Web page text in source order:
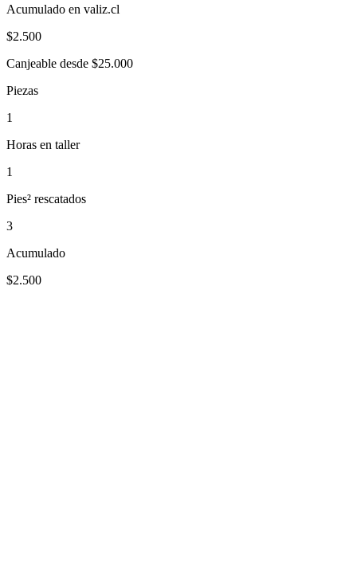
Acumulado en valiz.cl
$2.500
Canjeable desde $25.000
Piezas
1
Horas en taller
1
Pies² rescatados
3
Acumulado
$2.500